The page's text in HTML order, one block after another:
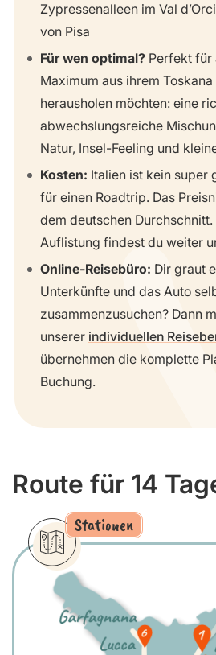
Zypressenalleen im Val
von Pisa
Für wen optimal? Perfekt für
Maximum aus ihrem
herausholen möchten: eine
abwechslungsreiche
Natur, Insel-Feeling und
Kosten: Italien ist kein super
für einen Roadtrip. Das
dem deutschen
Auflistung findest du weiter
Online-Reisebüro: Dir graut
Unterkünfte und das Auto
zusammenzusuchen? Dann
unserer individuellen
übernehmen die komplette
Buchung.
Route für 14
Stationen